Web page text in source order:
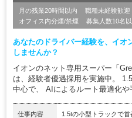
月の残業20時間以内 職種未経験歓迎
オフィス内分煙/禁煙
募集人数10名
あなたのドライバー経験を、イオ
しませんか？
イオンのネット専用スーパー「
は、経験者優遇採用を実施中。
中心で、 AIによるルート最適化や
仕事内容
1.5tの小型トラックで